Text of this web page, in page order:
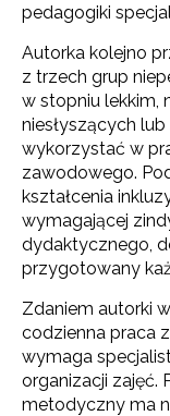
pedagogiki
Autorka kolejno
z trzech grup
w stopniu lekkim,
niesłyszących
wykorzystać w
zawodowego.
kształcenia
wymagającej
dydaktycznego,
przygotowany
Zdaniem autorki
codzienna praca
wymaga
orga­nizacji zajęć.
metodyczny ma